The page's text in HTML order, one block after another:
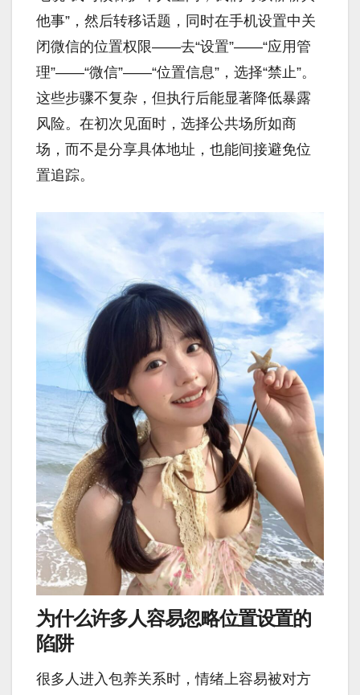
他事”，然后转移话题，同时在手机设置中关
闭微信的位置权限——去“设置”——“应用管
理”——“微信”——“位置信息”，选择“禁止”。
这些步骤不复杂，但执行后能显著降低暴露
风险。在初次见面时，选择公共场所如商
场，而不是分享具体地址，也能间接避免位
置追踪。
为什么许多人容易忽略位置设置的
陷阱
很多人进入包养关系时，情绪上容易被对方